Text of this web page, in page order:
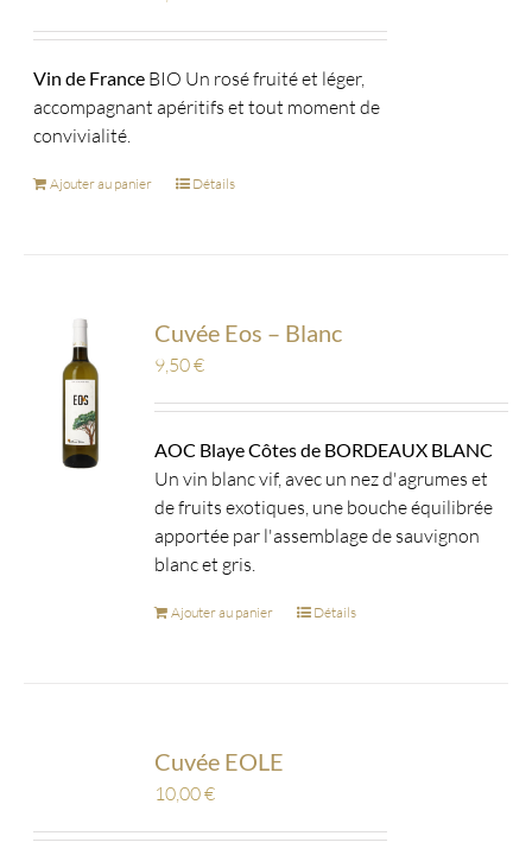
Vin de France BIO Un rosé fruité et léger,
accompagnant apéritifs et tout moment de
convivialité.
Ajouter au panier Détails
Cuvée Eos – Blanc
9,50€
AOC Blaye Côtes de BORDEAUX BLANC
Un vin blanc vif, avec un nez d'agrumes et
de fruits exotiques, une bouche équilibrée
apportée par l'assemblage de sauvignon
blanc et gris.
Ajouter au panier Détails
Cuvée EOLE
10,00€